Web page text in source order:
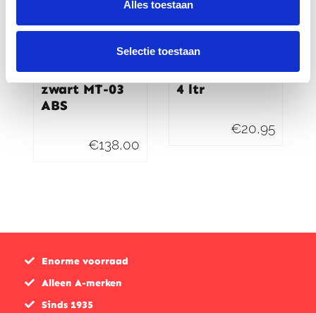
Alles toestaan
Selectie toestaan
Bagagerek
zwart MT-03
ABS
€138,00
Booster
Legbag Blade
4 ltr
€20,95
Enorme voorraad
Alleen A-merken
Sinds 1935